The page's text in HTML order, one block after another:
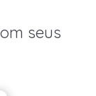
seus